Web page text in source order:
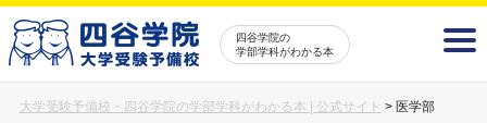
四谷学院の
学部学科がわかる本
大学受験予備校・四谷学院の学部学科がわかる本 | 公式サイト > 医学部